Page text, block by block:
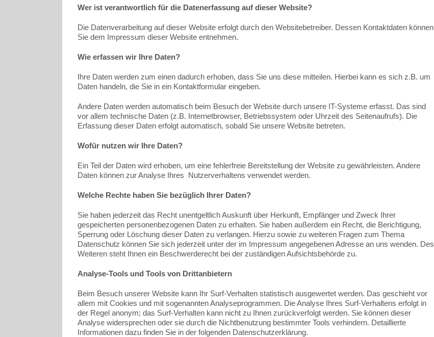
Wer ist verantwortlich für die Datenerfassung auf dieser Website?
Die Datenverarbeitung auf dieser Website erfolgt durch den Websitebetreiber. Dessen Kontaktdaten können
Sie dem Impressum dieser Website entnehmen.
Wie erfassen wir Ihre Daten?
Ihre Daten werden zum einen dadurch erhoben, dass Sie uns diese mitteilen. Hierbei kann es sich z.B. um
Daten handeln, die Sie in ein Kontaktformular eingeben.
Andere Daten werden automatisch beim Besuch der Website durch unsere IT-Systeme erfasst. Das sind
vor allem technische Daten (z.B. Internetbrowser, Betriebssystem oder Uhrzeit des Seitenaufrufs). Die
Erfassung dieser Daten erfolgt automatisch, sobald Sie unsere Website betreten.
Wofür nutzen wir Ihre Daten?
Ein Teil der Daten wird erhoben, um eine fehlerfreie Bereitstellung der Website zu gewährleisten. Andere
Daten können zur Analyse Ihres Nutzerverhaltens verwendet werden.
Welche Rechte haben Sie bezüglich Ihrer Daten?
Sie haben jederzeit das Recht unentgeltlich Auskunft über Herkunft, Empfänger und Zweck Ihrer
gespeicherten personenbezogenen Daten zu erhalten. Sie haben außerdem ein Recht, die Berichtigung,
Sperrung oder Löschung dieser Daten zu verlangen. Hierzu sowie zu weiteren Fragen zum Thema
Datenschutz können Sie sich jederzeit unter der im Impressum angegebenen Adresse an uns wenden. Des
Weiteren steht Ihnen ein Beschwerderecht bei der zuständigen Aufsichtsbehörde zu.
Analyse-Tools und Tools von Drittanbietern
Beim Besuch unserer Website kann Ihr Surf-Verhalten statistisch ausgewertet werden. Das geschieht vor
allem mit Cookies und mit sogenannten Analyseprogrammen. Die Analyse Ihres Surf-Verhaltens erfolgt in
der Regel anonym; das Surf-Verhalten kann nicht zu Ihnen zurückverfolgt werden. Sie können dieser
Analyse widersprechen oder sie durch die Nichtbenutzung bestimmter Tools verhindern. Detaillierte
Informationen dazu finden Sie in der folgenden Datenschutzerklärung.